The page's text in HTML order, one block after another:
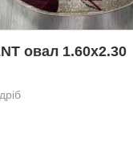
овал 1.60х2.30